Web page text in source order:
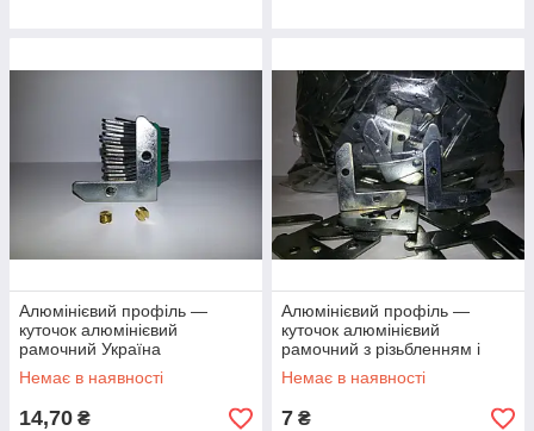
Алюмінієвий профіль —
куточок алюмінієвий
рамочний Україна
Немає в наявності
14,70 ₴
Алюмінієвий профіль —
куточок алюмінієвий
рамочний з різьбленням і
гвинтами
Немає в наявності
7 ₴